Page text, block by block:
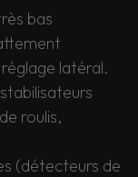
bas
latéral.
roulis,
(détecteurs de